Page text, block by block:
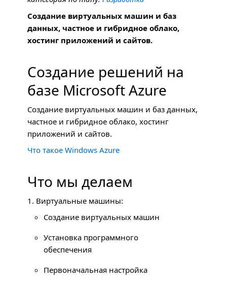
Создание виртуальных машин и баз
данных, частное и гибридное облако,
хостинг приложений и сайтов.
Cоздание решений на
базе Microsoft Azure
Создание виртуальных машин и баз данных,
частное и гибридное облако, хостинг
приложений и сайтов.
Что такое Windows Azure
Что мы делаем
1. Виртуальные машины:
Создание виртуальных машин
Установка программного
обеспечения
Первоначальная настройка